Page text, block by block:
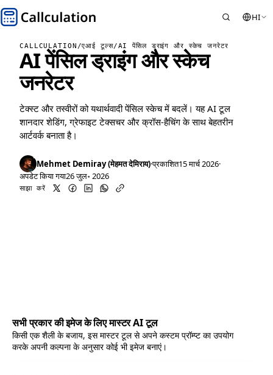
HI
CALLCULATION /एआई टूल्स/AI पेंसिल ड्राइंग और स्केच जनरेटर
AI पेंसिल ड्राइंग और स्केच
जनरेटर
टेक्स्ट और तस्वीरों को यथार्थवादी पेंसिल स्केच में बदलें। यह AI टूल
शानदार शेडिंग, ग्रेफाइट टेक्सचर और क्रॉस-हैचिंग के साथ बेहतरीन
आर्टवर्क बनाता है।
Mehmet Demiray (मेहमत देमिराय)·प्रकाशित15 मार्च 2026·
अपडेट किया गया26 जुल॰ 2026
साझा करें
सभी प्रकार की इमेज के लिए मास्टर AI टूल
किसी एक शैली के बजाय, इस मास्टर टूल से अपने कस्टम प्रॉम्प्ट का उपयोग
करके अपनी कल्पना के अनुसार कोई भी इमेज बनाएं।